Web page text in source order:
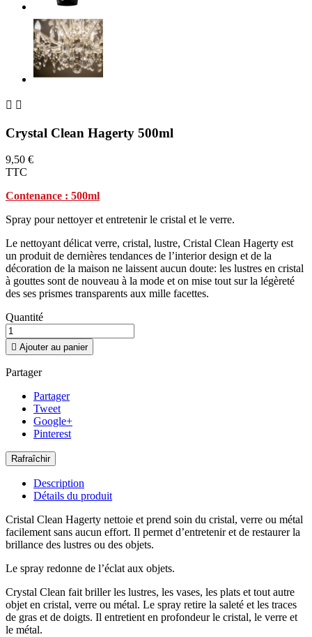
 
Crystal Clean Hagerty 500ml
9,50 €
TTC
Contenance : 500ml
Spray pour nettoyer et entretenir le cristal et le verre.
Le nettoyant délicat verre, cristal, lustre, Cristal Clean Hagerty est
un produit de dernières tendances de l’interior design et de la
décoration de la maison ne laissent aucun doute: les lustres en cristal
à gouttes sont de nouveau à la mode et on mise tout sur la légèreté
des ses prismes transparents aux mille facettes.
Quantité
 Ajouter au panier
Partager
Partager
Tweet
Google+
Pinterest
Description
Détails du produit
Cristal Clean Hagerty nettoie et prend soin du cristal, verre ou métal
facilement sans aucun effort. Il permet d’entretenir et de restaurer la
brillance des lustres ou des objets.
Le spray redonne de l’éclat aux objets.
Crystal Clean fait briller les lustres, les vases, les plats et tout autre
objet en cristal, verre ou métal. Le spray retire la saleté et les traces
de gras et de doigts. Il entretient en profondeur le cristal, le verre et
le métal.